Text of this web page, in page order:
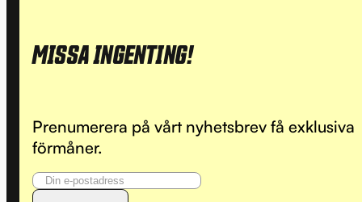
MISSA INGENTING!
Prenumerera på vårt nyhetsbrev få exklusiva
förmåner.